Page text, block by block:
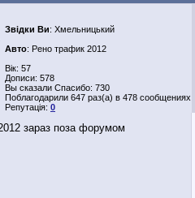
Звідки Ви: Хмельницький
Авто: Рено трафик 2012
Вік: 57
Дописи: 578
Вы сказали Спасибо: 730
Поблагодарили 647 раз(а) в 478 сообщениях
Репутація: 0